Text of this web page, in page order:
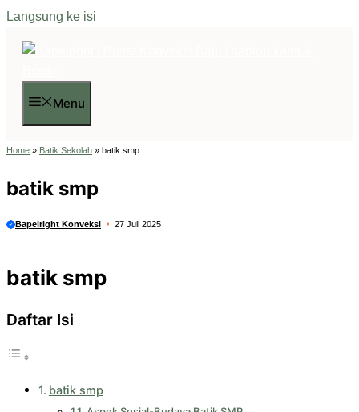
Langsung ke isi
Menu
Home » Batik Sekolah » batik smp
batik smp
Bapelright Konveksi 27 Juli 2025
batik smp
Daftar Isi
batik smp